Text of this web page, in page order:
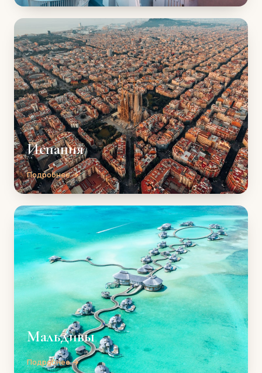
Испания
Подробнее →
Мальдивы
Подробнее →